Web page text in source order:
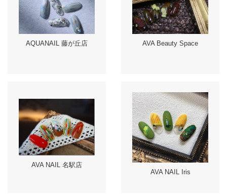
AQUANAIL 藤が丘店 AVA Beauty Space
AVA NAIL 名駅店
AVA NAIL Iris